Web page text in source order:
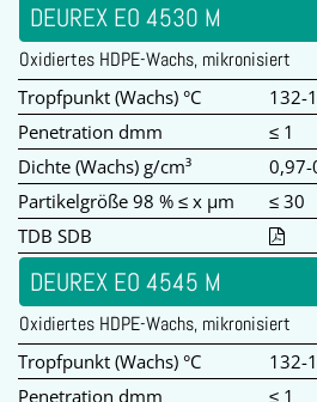
DEUREX EO 4530 M
Oxidiertes HDPE-Wachs, mikronisiert
Tropfpunkt (Wachs) °C
132-
Penetration dmm
≤ 1
Dichte (Wachs) g/cm³
0,97-
Partikelgröße 98 % ≤ x µm
≤ 30
TDB SDB
DEUREX EO 4545 M
Oxidiertes HDPE-Wachs, mikronisiert
Tropfpunkt (Wachs) °C
132-
Penetration dmm
≤ 1